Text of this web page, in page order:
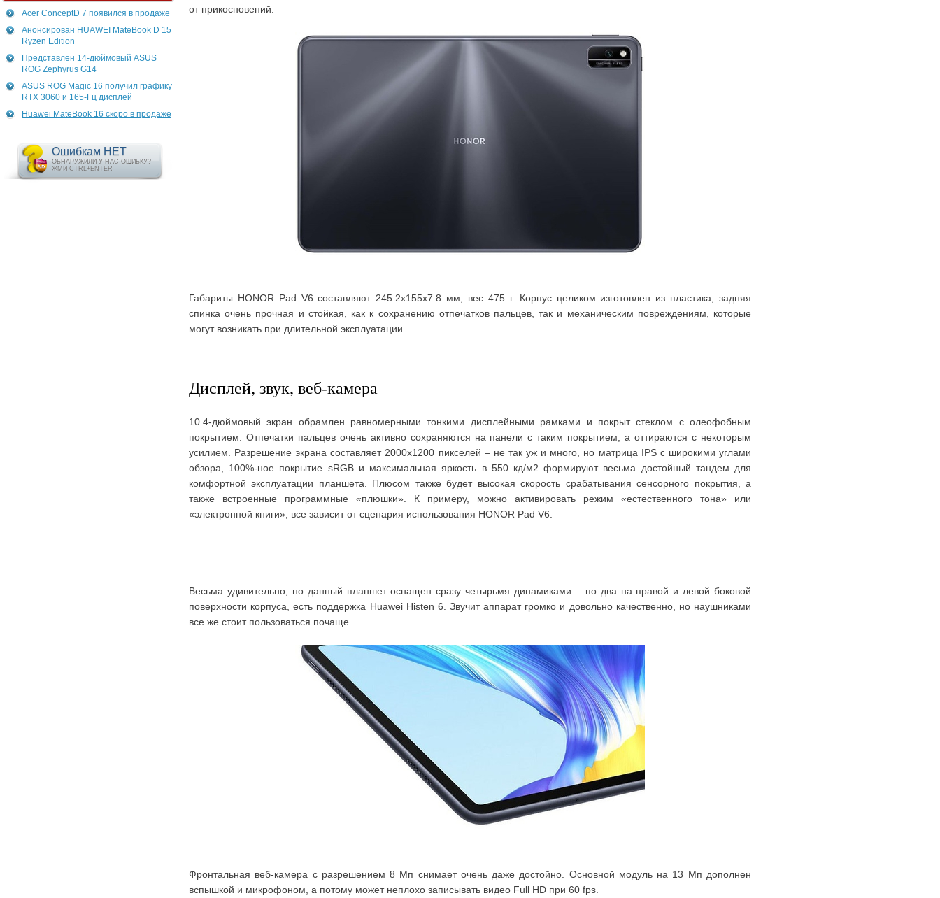
Acer ConceptD 7 появился в продаже
Анонсирован HUAWEI MateBook D 15
Ryzen Edition
Представлен 14-дюймовый ASUS
ROG Zephyrus G14
ASUS ROG Magic 16 получил графику
RTX 3060 и 165-Гц дисплей
Huawei MateBook 16 скоро в продаже
Ошибкам НЕТ
ОБНАРУЖИЛИ У НАС ОШИБКУ?
ЖМИ CTRL+ENTER
от прикосновений.
Габариты HONOR Pad V6 составляют 245.2х155х7.8 мм, вес 475 г. Корпус целиком изготовлен из пластика, задняя
спинка очень прочная и стойкая, как к сохранению отпечатков пальцев, так и механическим повреждениям, которые
могут возникать при длительной эксплуатации.
Дисплей, звук, веб-камера
10.4-дюймовый экран обрамлен равномерными тонкими дисплейными рамками и покрыт стеклом с олеофобным
покрытием. Отпечатки пальцев очень активно сохраняются на панели с таким покрытием, а оттираются с некоторым
усилием. Разрешение экрана составляет 2000х1200 пикселей – не так уж и много, но матрица IPS с широкими углами
обзора, 100%-ное покрытие sRGB и максимальная яркость в 550 кд/м2 формируют весьма достойный тандем для
комфортной эксплуатации планшета. Плюсом также будет высокая скорость срабатывания сенсорного покрытия, а
также встроенные программные «плюшки». К примеру, можно активировать режим «естественного тона» или
«электронной книги», все зависит от сценария использования HONOR Pad V6.
Весьма удивительно, но данный планшет оснащен сразу четырьмя динамиками – по два на правой и левой боковой
поверхности корпуса, есть поддержка Huawei Histen 6. Звучит аппарат громко и довольно качественно, но наушниками
все же стоит пользоваться почаще.
Фронтальная веб-камера с разрешением 8 Мп снимает очень даже достойно. Основной модуль на 13 Мп дополнен
вспышкой и микрофоном, а потому может неплохо записывать видео Full HD при 60 fps.